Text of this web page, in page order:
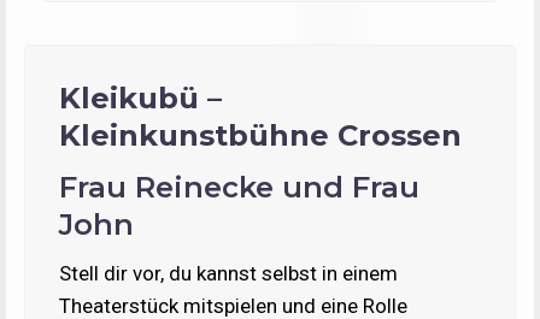
Kleikubü –
Kleinkunstbühne Crossen
Frau Reinecke und Frau
John
Stell dir vor, du kannst selbst in einem
Theaterstück mitspielen und eine Rolle